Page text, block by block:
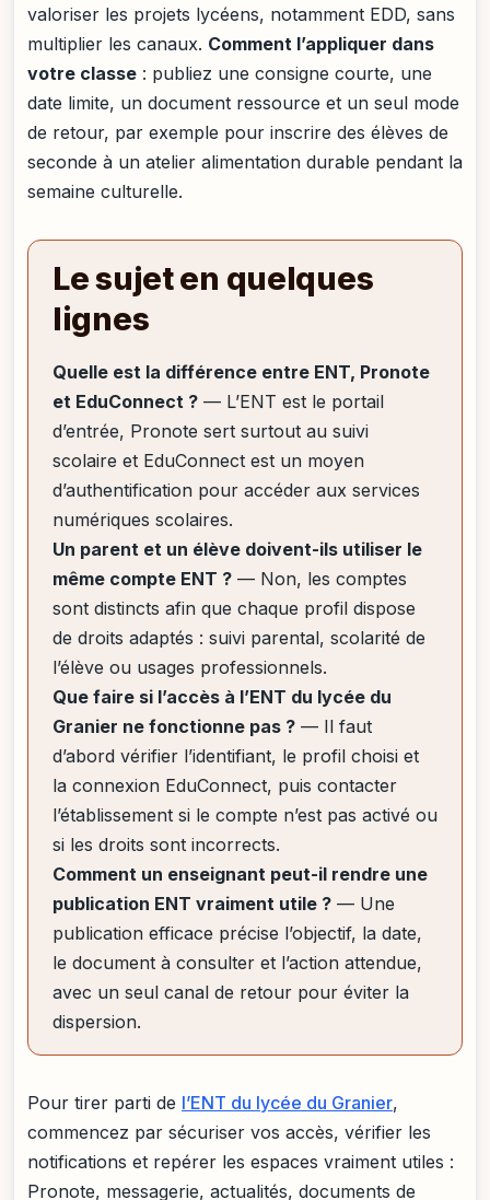
valoriser les projets lycéens, notamment EDD, sans
multiplier les canaux. Comment l’appliquer dans
votre classe : publiez une consigne courte, une
date limite, un document ressource et un seul mode
de retour, par exemple pour inscrire des élèves de
seconde à un atelier alimentation durable pendant la
semaine culturelle.
Le sujet en quelques
lignes
Quelle est la différence entre ENT, Pronote
et EduConnect ? — L’ENT est le portail
d’entrée, Pronote sert surtout au suivi
scolaire et EduConnect est un moyen
d’authentification pour accéder aux services
numériques scolaires.
Un parent et un élève doivent-ils utiliser le
même compte ENT ? — Non, les comptes
sont distincts afin que chaque profil dispose
de droits adaptés : suivi parental, scolarité de
l’élève ou usages professionnels.
Que faire si l’accès à l’ENT du lycée du
Granier ne fonctionne pas ? — Il faut
d’abord vérifier l’identifiant, le profil choisi et
la connexion EduConnect, puis contacter
l’établissement si le compte n’est pas activé ou
si les droits sont incorrects.
Comment un enseignant peut-il rendre une
publication ENT vraiment utile ? — Une
publication efficace précise l’objectif, la date,
le document à consulter et l’action attendue,
avec un seul canal de retour pour éviter la
dispersion.
Pour tirer parti de l’ENT du lycée du Granier,
commencez par sécuriser vos accès, vérifier les
notifications et repérer les espaces vraiment utiles :
Pronote, messagerie, actualités, documents de